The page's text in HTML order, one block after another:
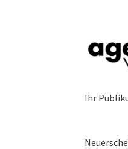
springen
Inhalt
springen